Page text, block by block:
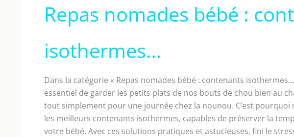
Repas nomades bébé :
isothermes…
Dans la catégorie « Repas nomades bébé : contenants
essentiel de garder les petits plats de nos bouts de chou bien au
tout simplement pour une journée chez la nounou. C’est
les meilleurs contenants isothermes, capables de préserver la
votre bébé. Avec ces solutions pratiques et astucieuses, fini le